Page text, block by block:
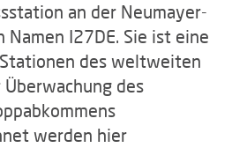
an der Neumayer-
I27DE. Sie ist eine
des weltweiten
des
werden hier